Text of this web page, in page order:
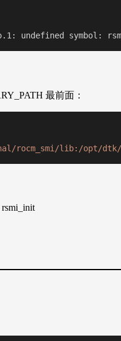
undefined symbol:
最前面：
rocm_smi/lib:/opt/